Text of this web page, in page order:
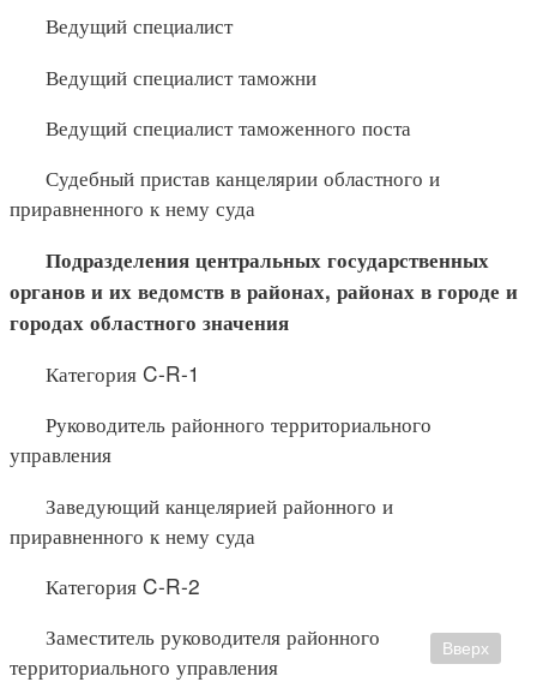
Ведущий специалист
Ведущий специалист таможни
Ведущий специалист таможенного поста
Судебный пристав канцелярии областного и
приравненного к нему суда
Подразделения центральных государственных
органов и их ведомств в районах, районах в городе и
городах областного значения
Категория C-R-1
Руководитель районного территориального
управления
Заведующий канцелярией районного и
приравненного к нему суда
Категория C-R-2
Заместитель руководителя районного
территориального управления
Вверх